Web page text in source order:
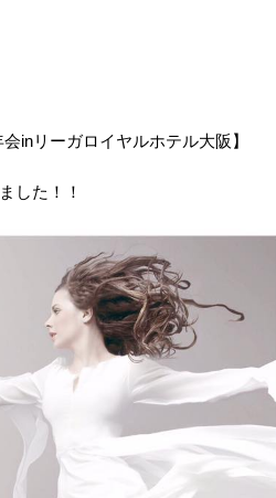
inリーガロイヤルホテル大阪】
した！！